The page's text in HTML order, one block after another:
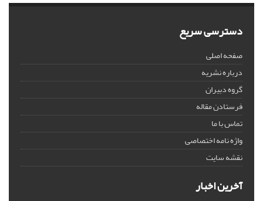
دسترسی سریع
صفحه اصلی
درباره نشریه
گروه دبیران
فرستادن مقاله
تماس با ما
واژه نامه اختصاصی
نقشه سایت
آخرین اخبار